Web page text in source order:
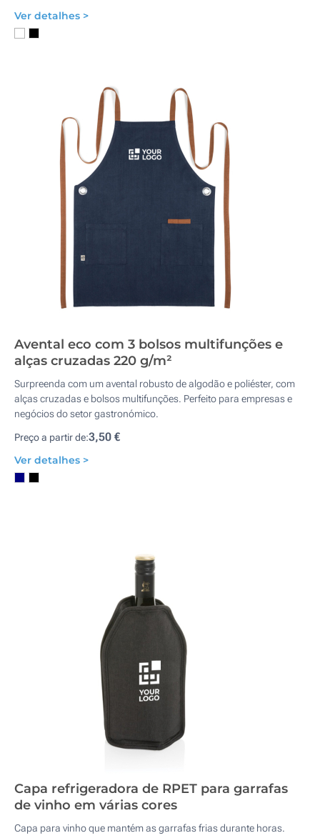
Ver detalhes >
Avental eco com 3 bolsos multifunções e
alças cruzadas 220 g/m²
Surpreenda com um avental robusto de algodão e poliéster, com
alças cruzadas e bolsos multifunções. Perfeito para empresas e
negócios do setor gastronómico.
Preço a partir de:3,50 €
Ver detalhes >
Capa refrigeradora de RPET para garrafas
de vinho em várias cores
Capa para vinho que mantém as garrafas frias durante horas.